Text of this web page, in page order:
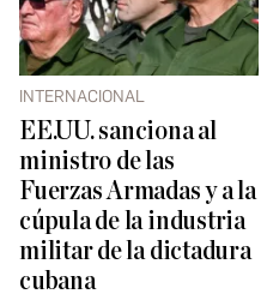
INTERNACIONAL
EE.UU. sanciona al
ministro de las
Fuerzas Armadas y a la
cúpula de la industria
militar de la dictadura
cubana